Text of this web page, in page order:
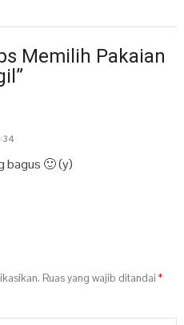
Memilih Pakaian
bagus 🙂 (y)
Ruas yang wajib ditandai*